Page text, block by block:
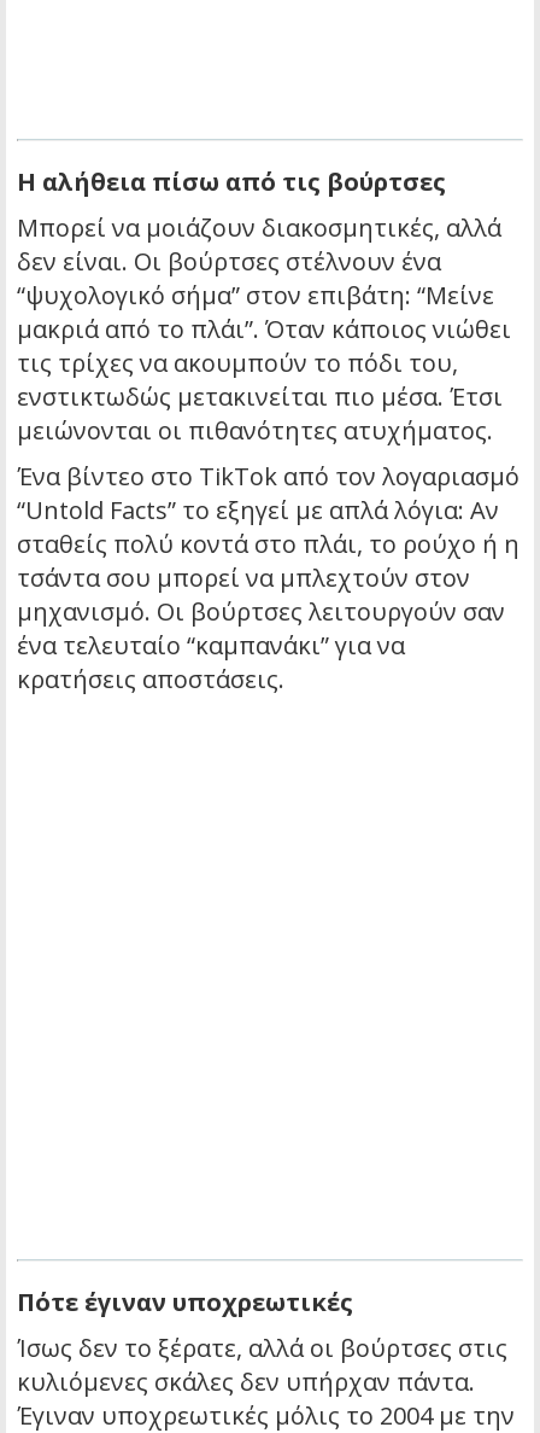
Η αλήθεια πίσω από τις βούρτσες
Μπορεί να μοιάζουν διακοσμητικές, αλλά
δεν είναι. Οι βούρτσες στέλνουν ένα
“ψυχολογικό σήμα” στον επιβάτη: “Μείνε
μακριά από το πλάι”. Όταν κάποιος νιώθει
τις τρίχες να ακουμπούν το πόδι του,
ενστικτωδώς μετακινείται πιο μέσα. Έτσι
μειώνονται οι πιθανότητες ατυχήματος.
Ένα βίντεο στο TikTok από τον λογαριασμό
“Untold Facts” το εξηγεί με απλά λόγια: Αν
σταθείς πολύ κοντά στο πλάι, το ρούχο ή η
τσάντα σου μπορεί να μπλεχτούν στον
μηχανισμό. Οι βούρτσες λειτουργούν σαν
ένα τελευταίο “καμπανάκι” για να
κρατήσεις αποστάσεις.
Πότε έγιναν υποχρεωτικές
Ίσως δεν το ξέρατε, αλλά οι βούρτσες στις
κυλιόμενες σκάλες δεν υπήρχαν πάντα.
Έγιναν υποχρεωτικές μόλις το 2004 με την